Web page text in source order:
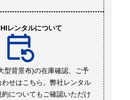
レンタルについて
型背景布)の在庫確認、ご予
せはこちら。弊社レンタル
についてもご確認いただけ